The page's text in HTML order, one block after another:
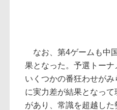
なお、第4ゲームも中
果となった。予選トー
いくつかの番狂わせが
に実力差が結果となっ
があり、常識を超越し